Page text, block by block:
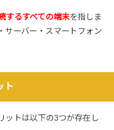
するすべての端末を指しま
サーバー・スマートフォン
ト
ットは以下の3つが存在し